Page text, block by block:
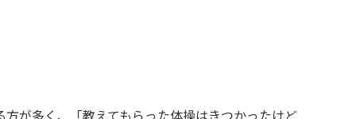
が多く、「教えてもらった体操はきつかったけど